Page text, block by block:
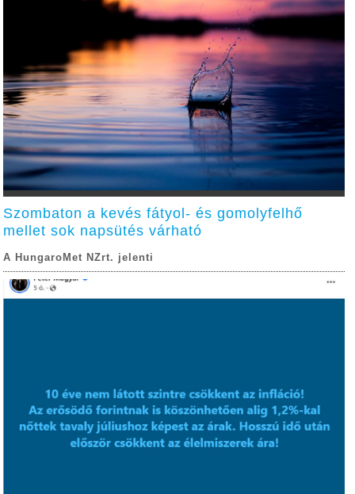
Szombaton a kevés fátyol- és gomolyfelhő
mellet sok napsütés várható
A HungaroMet NZrt. jelenti